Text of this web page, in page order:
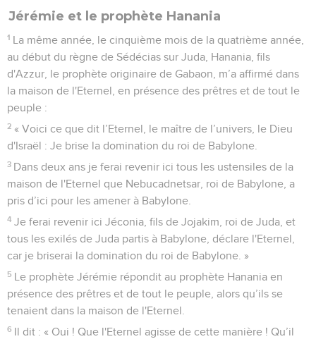
Jérémie et le prophète Hanania
1 La même année, le cinquième mois de la quatrième année,
au début du règne de Sédécias sur Juda, Hanania, fils
d'Azzur, le prophète originaire de Gabaon, m’a affirmé dans
la maison de l'Eternel, en présence des prêtres et de tout le
peuple :
2 « Voici ce que dit l’Eternel, le maître de l’univers, le Dieu
d'Israël : Je brise la domination du roi de Babylone.
3 Dans deux ans je ferai revenir ici tous les ustensiles de la
maison de l'Eternel que Nebucadnetsar, roi de Babylone, a
pris d’ici pour les amener à Babylone.
4 Je ferai revenir ici Jéconia, fils de Jojakim, roi de Juda, et
tous les exilés de Juda partis à Babylone, déclare l'Eternel,
car je briserai la domination du roi de Babylone. »
5 Le prophète Jérémie répondit au prophète Hanania en
présence des prêtres et de tout le peuple, alors qu’ils se
tenaient dans la maison de l'Eternel.
6 Il dit : « Oui ! Que l'Eternel agisse de cette manière ! Qu’il